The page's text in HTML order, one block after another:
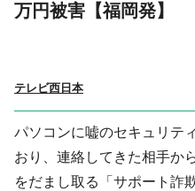
万円被害【福岡発】
テレビ西日本
パソコンに嘘のセキュリテ
おり、連絡してきた相手か
をだまし取る「サポート詐